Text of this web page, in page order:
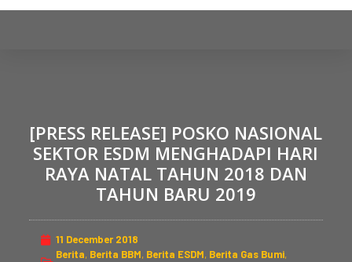
[PRESS RELEASE] POSKO NASIONAL
SEKTOR ESDM MENGHADAPI HARI
RAYA NATAL TAHUN 2018 DAN
TAHUN BARU 2019
11 December 2018
Berita, Berita BBM, Berita ESDM, Berita Gas Bumi,